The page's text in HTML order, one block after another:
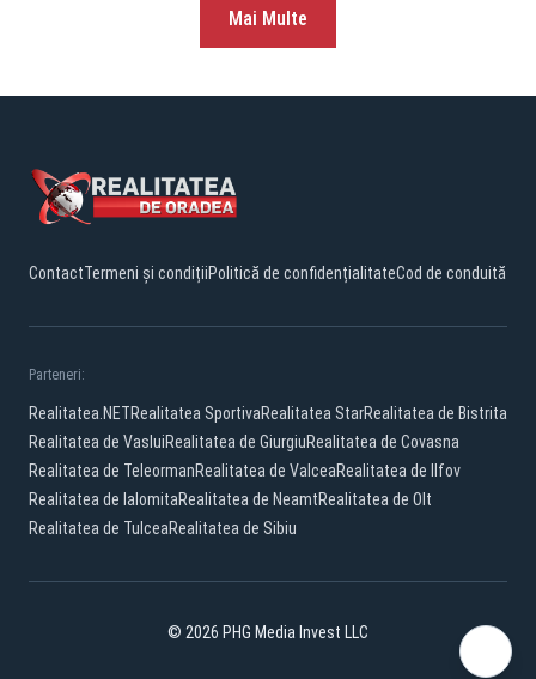
Mai Multe
ContactTermeni și condițiiPolitică de confidențialitateCod de conduită
Parteneri:
Realitatea.NETRealitatea SportivaRealitatea StarRealitatea de Bistrita
Realitatea de VasluiRealitatea de GiurgiuRealitatea de Covasna
Realitatea de TeleormanRealitatea de ValceaRealitatea de Ilfov
Realitatea de IalomitaRealitatea de NeamtRealitatea de Olt
Realitatea de TulceaRealitatea de Sibiu
© 2026 PHG Media Invest LLC